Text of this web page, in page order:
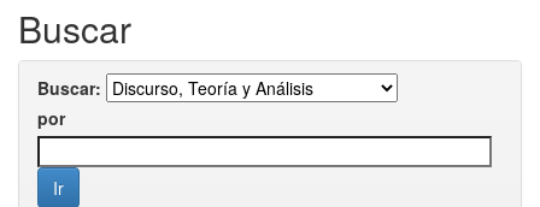
Buscar
Buscar:
por